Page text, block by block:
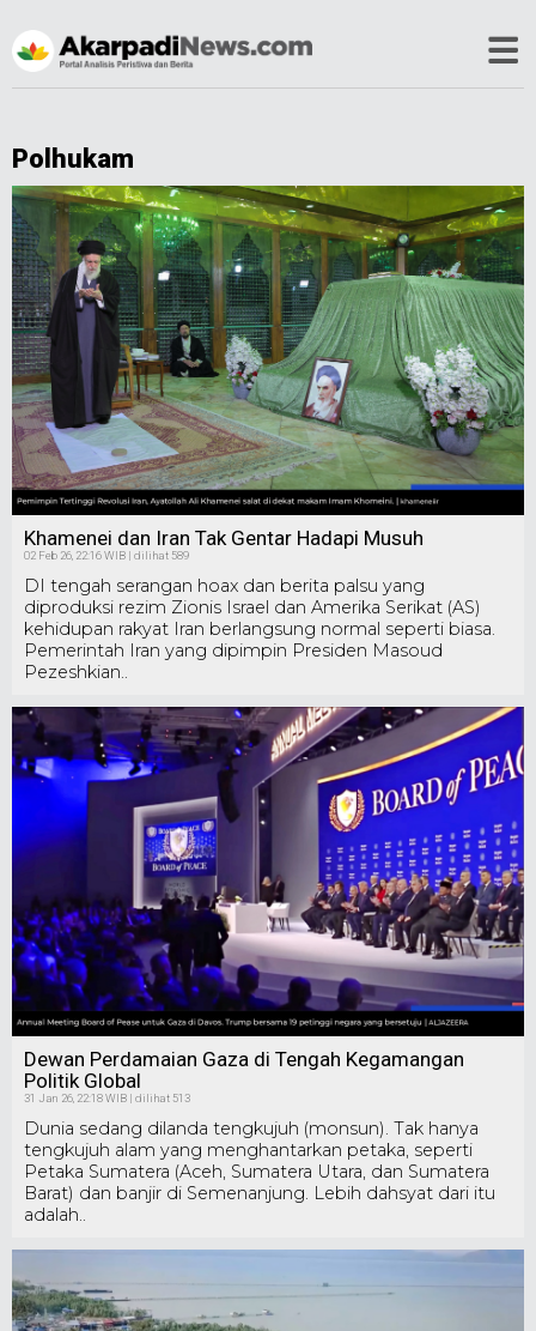
Polhukam
Khamenei dan Iran Tak Gentar Hadapi Musuh
02 Feb 26, 22:16 WIB | dilihat 589
DI tengah serangan hoax dan berita palsu yang
diproduksi rezim Zionis Israel dan Amerika Serikat (AS)
kehidupan rakyat Iran berlangsung normal seperti biasa.
Pemerintah Iran yang dipimpin Presiden Masoud
Pezeshkian..
Dewan Perdamaian Gaza di Tengah Kegamangan
Politik Global
31 Jan 26, 22:18 WIB | dilihat 513
Dunia sedang dilanda tengkujuh (monsun). Tak hanya
tengkujuh alam yang menghantarkan petaka, seperti
Petaka Sumatera (Aceh, Sumatera Utara, dan Sumatera
Barat) dan banjir di Semenanjung. Lebih dahsyat dari itu
adalah..